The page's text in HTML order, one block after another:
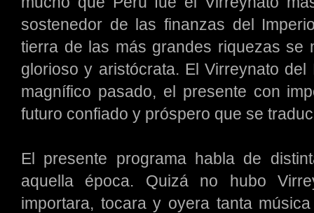
sostenedor de las finanzas del
tierra de las más grandes riquezas se
glorioso y aristócrata. El Virreynato
magnífico pasado, el presente con
futuro confiado y próspero que se
El presente programa habla de
aquella época. Quizá no hubo
importara, tocara y oyera tanta